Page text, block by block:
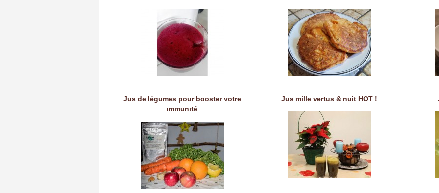
Jus de légumes pour booster votre
immunité
Jus mille vertus & nuit HOT !